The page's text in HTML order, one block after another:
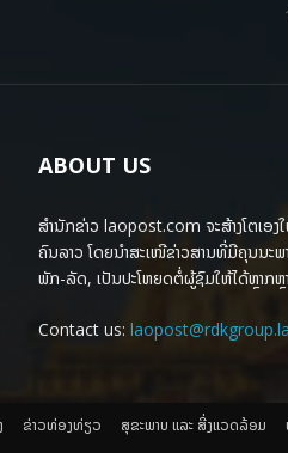
ABOUT US
ສຳນັກຂ່າວ laopost.com ຈະສ້າງໂຕເອ
ຄົນລາວ ໂດຍນຳສະເໜີຂ່າວສານທີ່ມີຄຸນນະ
ພັກ-ລັດ, ເປັນປະໂຫຍດຕໍ່ຜູ້ຊົມໃຫ້ໄດ້ຫຼາກ
Contact us: laopost@rdkgroup.la
​ຂ່າວທ່ອງທ່ຽວ ສຸຂະພາບ ແລະ ສີ່ງແວດລ້ອມ